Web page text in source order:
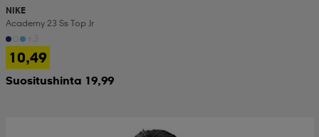
NIKE
Academy 23 Ss Top Jr
10,49
Suositushinta 19,99